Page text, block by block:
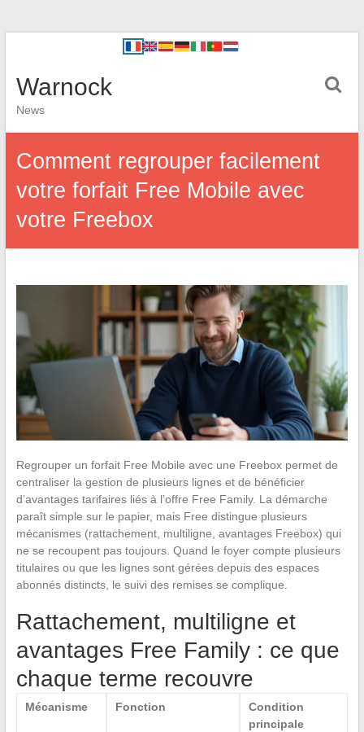
Warnock
News
Comment regrouper facilement
votre forfait Free Mobile avec
votre Freebox
Regrouper un forfait Free Mobile avec une Freebox permet de
centraliser la gestion de plusieurs lignes et de bénéficier
d’avantages tarifaires liés à l’offre Free Family. La démarche
paraît simple sur le papier, mais Free distingue plusieurs
mécanismes (rattachement, multiligne, avantages Freebox) qui
ne se recoupent pas toujours. Quand le foyer compte plusieurs
titulaires ou que les lignes sont gérées depuis des espaces
abonnés distincts, le suivi des remises se complique.
Rattachement, multiligne et
avantages Free Family : ce que
chaque terme recouvre
Mécanisme Fonction
Condition
principale